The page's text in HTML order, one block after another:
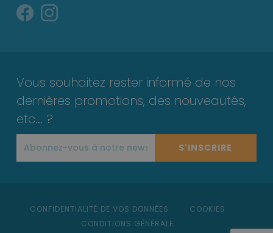
Vous souhaitez rester informé de nos
dernières promotions, des nouveautés,
etc... ?
S'INSCRIRE
CONFIDENTIALITÉ DE VOS DONNÉES
COOKIES
CONDITIONS GÉNÉRALE